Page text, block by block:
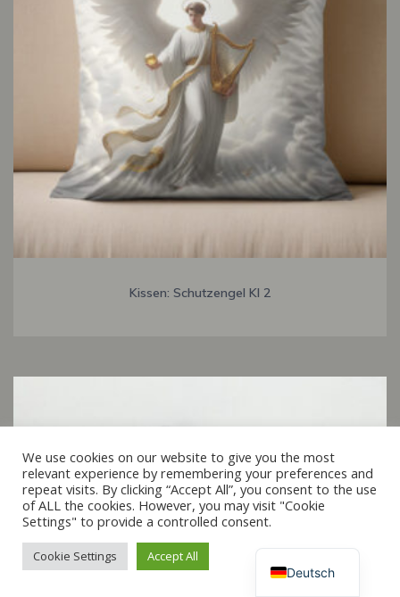
Kissen: Schutzengel KI 2
We use cookies on our website to give you the most
relevant experience by remembering your preferences and
repeat visits. By clicking “Accept All”, you consent to the use
of ALL the cookies. However, you may visit "Cookie
Settings" to provide a controlled consent.
Cookie Settings Accept All
Deutsch
Español
Français
Italiano